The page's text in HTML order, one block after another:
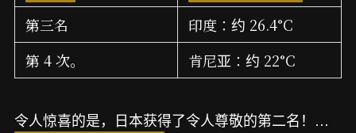
第三名
印度：约 26.4°C
第 4 次。
肯尼亚：约 22°C
令人惊喜的是，日本获得了令人尊敬的第二名！…